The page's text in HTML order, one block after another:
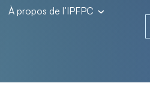
À propos de l’IPFPC